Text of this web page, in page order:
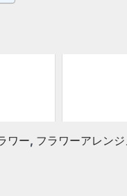
ワー, フラワーアレンジ